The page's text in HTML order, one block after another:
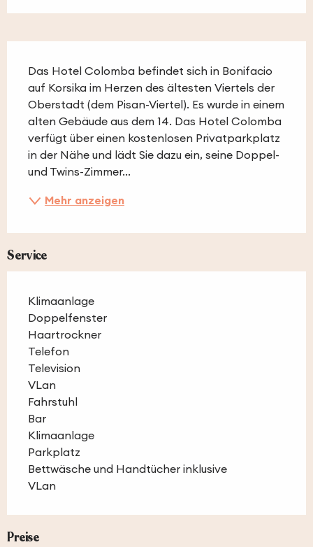
Das Hotel Colomba befindet sich in Bonifacio
auf Korsika im Herzen des ältesten Viertels der
Oberstadt (dem Pisan-Viertel). Es wurde in einem
alten Gebäude aus dem 14. Das Hotel Colomba
verfügt über einen kostenlosen Privatparkplatz
in der Nähe und lädt Sie dazu ein, seine Doppel-
und Twins-Zimmer...
Mehr anzeigen
Service
Klimaanlage
Doppelfenster
Haartrockner
Telefon
Television
VLan
Fahrstuhl
Bar
Klimaanlage
Parkplatz
Bettwäsche und Handtücher inklusive
VLan
Preise